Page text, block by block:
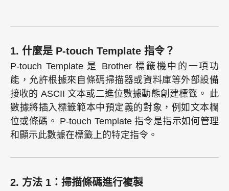
1. 什麼是 P-touch Template 指令？
P-touch Template 是 Brother 標籤機中的一項功
能，允許根據來自條碼掃描器或資料庫等外部設備
接收的 ASCII 文本或二進位數據動態創建標籤。 此
數據將插入標籤範本中預定義的對象，例如文本欄
位或條碼。 P-touch Template 指令是指示如何管理
和顯示此數據在標籤上的特定指令。
2. 方法 1：掃描條碼進行複製